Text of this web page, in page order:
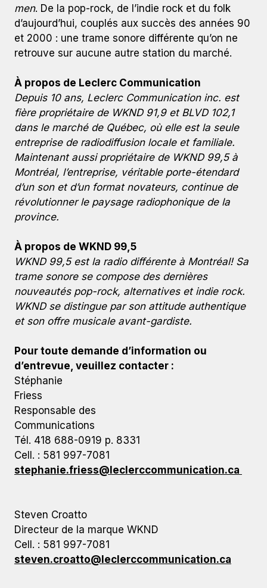
men. De la pop-rock, de l’indie rock et du folk
d’aujourd’hui, couplés aux succès des années 90
et 2000 : une trame sonore différente qu’on ne
retrouve sur aucune autre station du marché.
À propos de Leclerc Communication
Depuis 10 ans, Leclerc Communication inc. est
fière propriétaire de WKND 91,9 et BLVD 102,1
dans le marché de Québec, où elle est la seule
entreprise de radiodiffusion locale et familiale.
Maintenant aussi propriétaire de WKND 99,5 à
Montréal, l’entreprise, véritable porte-étendard
d’un son et d’un format novateurs, continue de
révolutionner le paysage radiophonique de la
province.
À propos de WKND 99,5
WKND 99,5 est la radio différente à Montréal! Sa
trame sonore se compose des dernières
nouveautés pop-rock, alternatives et indie rock.
WKND se distingue par son attitude authentique
et son offre musicale avant-gardiste.
Pour toute demande d’information ou
d’entrevue, veuillez contacter :
Stéphanie
Friess
Responsable des
Communications
Tél. 418 688-0919 p. 8331
Cell. : 581 997-7081
stephanie.friess@leclerccommunication.ca
Steven Croatto
Directeur de la marque WKND
Cell. : 581 997-7081
steven.croatto@leclerccommunication.ca